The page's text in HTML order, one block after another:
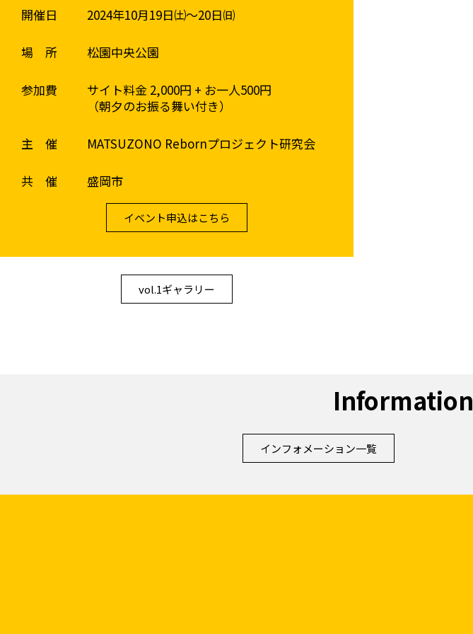
開催日 2024年10月19日㈯〜20日㈰
場 所 松園中央公園
参加費
サイト料金 2,000円 + お一人500円
（朝夕のお振る舞い付き）
主 催 MATSUZONO Rebornプロジェクト研究会
共 催 盛岡市
イベント申込はこちら
vol.1ギャラリー
Information
インフォメーション一覧